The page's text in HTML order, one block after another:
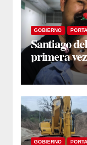
GOBIERNO
Santiago
primera
auditiva
ósea
GOBIERNO